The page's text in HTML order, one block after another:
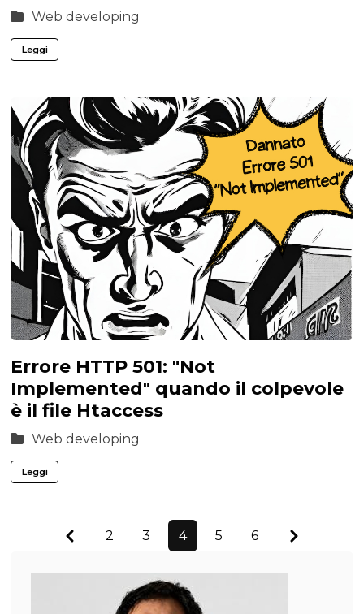
Web developing
Leggi
Errore HTTP 501: "Not
Implemented" quando il colpevole
è il file Htaccess
Web developing
Leggi
Previous
2 3 4 5 6 Next